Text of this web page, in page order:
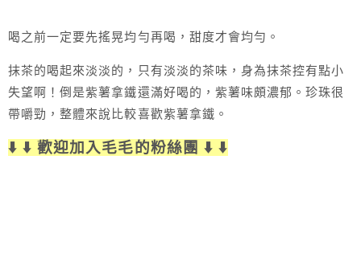
喝之前一定要先搖晃均勻再喝，甜度才會均勻。
抹茶的喝起來淡淡的，只有淡淡的茶味，身為抹茶控有點小
失望啊！倒是紫薯拿鐵還滿好喝的，紫薯味頗濃郁。珍珠很
帶嚼勁，整體來說比較喜歡紫薯拿鐵。
⬇️ ⬇️ 歡迎加入毛毛的粉絲團 ⬇️ ⬇️